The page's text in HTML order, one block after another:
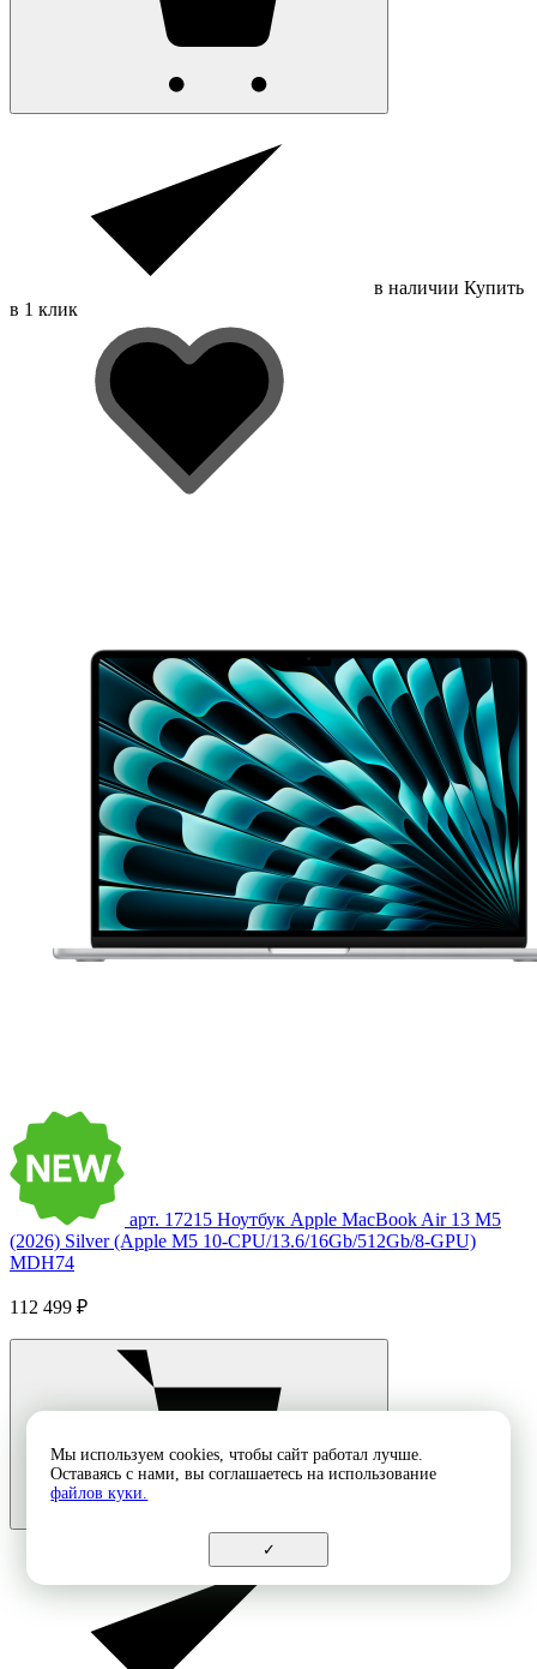
в наличии Купить
в 1 клик
арт. 17215 Ноутбук Apple MacBook Air 13 M5
(2026) Silver (Apple M5 10-CPU/13.6/16Gb/512Gb/8-GPU)
MDH74
112 499 ₽
Мы используем cookies, чтобы сайт работал лучше.
Оставаясь с нами, вы соглашаетесь на использование
файлов куки.
✓